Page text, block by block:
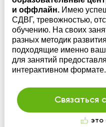
и оффлайн. Имею
СДВГ, тревожностью,
обучению. На своих
разных методик
подходящие именно
для занятий
интерактивном
Связаться
это